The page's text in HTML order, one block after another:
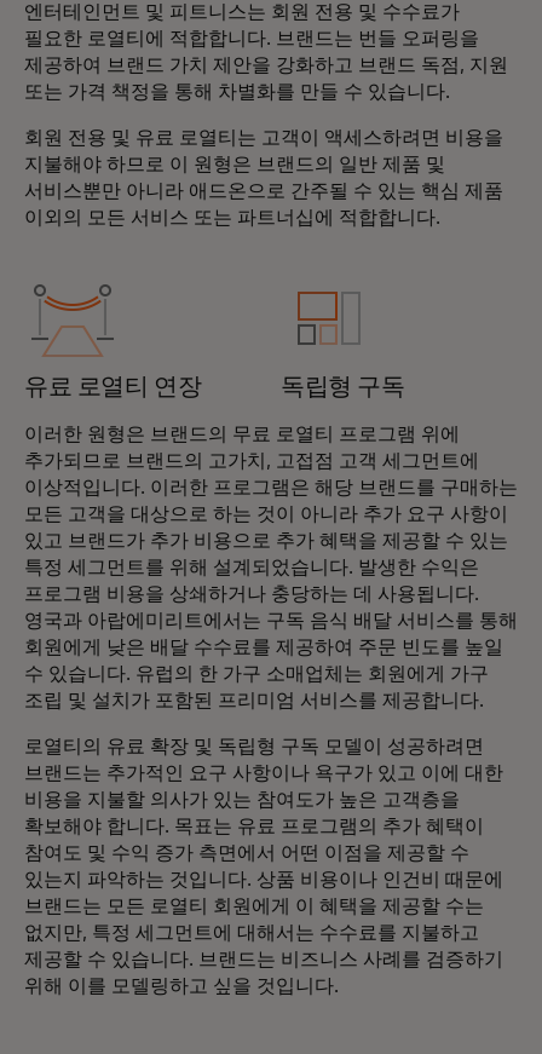
엔터테인먼트 및 피트니스는 회원 전용 및 수수료가
필요한 로열티에 적합합니다. 브랜드는 번들 오퍼링을
제공하여 브랜드 가치 제안을 강화하고 브랜드 독점, 지원
또는 가격 책정을 통해 차별화를 만들 수 있습니다.
회원 전용 및 유료 로열티는 고객이 액세스하려면 비용을
지불해야 하므로 이 원형은 브랜드의 일반 제품 및
서비스뿐만 아니라 애드온으로 간주될 수 있는 핵심 제품
이외의 모든 서비스 또는 파트너십에 적합합니다.
유료 로열티 연장 독립형 구독
이러한 원형은 브랜드의 무료 로열티 프로그램 위에
추가되므로 브랜드의 고가치, 고접점 고객 세그먼트에
이상적입니다. 이러한 프로그램은 해당 브랜드를 구매하는
모든 고객을 대상으로 하는 것이 아니라 추가 요구 사항이
있고 브랜드가 추가 비용으로 추가 혜택을 제공할 수 있는
특정 세그먼트를 위해 설계되었습니다. 발생한 수익은
프로그램 비용을 상쇄하거나 충당하는 데 사용됩니다.
영국과 아랍에미리트에서는 구독 음식 배달 서비스를 통해
회원에게 낮은 배달 수수료를 제공하여 주문 빈도를 높일
수 있습니다. 유럽의 한 가구 소매업체는 회원에게 가구
조립 및 설치가 포함된 프리미엄 서비스를 제공합니다.
로열티의 유료 확장 및 독립형 구독 모델이 성공하려면
브랜드는 추가적인 요구 사항이나 욕구가 있고 이에 대한
비용을 지불할 의사가 있는 참여도가 높은 고객층을
확보해야 합니다. 목표는 유료 프로그램의 추가 혜택이
참여도 및 수익 증가 측면에서 어떤 이점을 제공할 수
있는지 파악하는 것입니다. 상품 비용이나 인건비 때문에
브랜드는 모든 로열티 회원에게 이 혜택을 제공할 수는
없지만, 특정 세그먼트에 대해서는 수수료를 지불하고
제공할 수 있습니다. 브랜드는 비즈니스 사례를 검증하기
위해 이를 모델링하고 싶을 것입니다.